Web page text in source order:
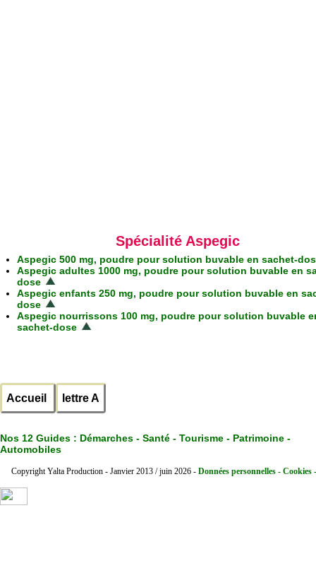
Spécialité Aspegic
Aspegic 500 mg, poudre pour solution buvable en sachet-
Aspegic adultes 1000 mg, poudre pour solution buvable en
dose
Aspegic enfants 250 mg, poudre pour solution buvable en
dose
Aspegic nourrissons 100 mg, poudre pour solution buvable
sachet-dose
Accueil lettre A
Nos 12 Guides : Démarches - Santé - Tourisme - Patrimoine -
Automobiles
Copyright Yalta Production - Janvier 2013 / juin 2026 - Données personnelles - Cookies